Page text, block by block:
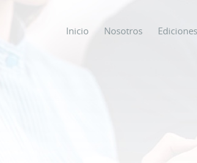
Inicio Nosotros Ediciones